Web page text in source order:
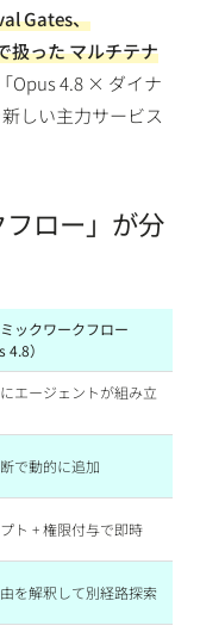
Gates、
扱ったマルチテナ
「Opus 4.8 × ダイナ
しい主力サービス
ロー」が分
ックワークフロー
4.8）
エージェントが組み立
で動的に追加
ト + 権限付与で即時
を解釈して別経路探索